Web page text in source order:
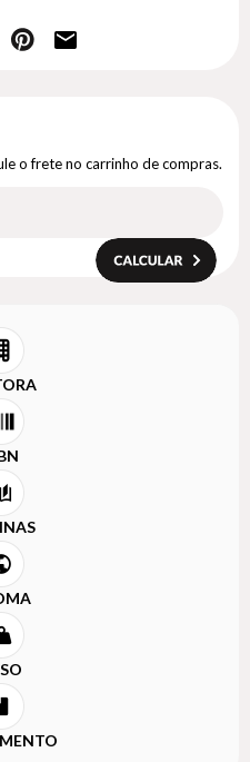
o frete no carrinho de compras.